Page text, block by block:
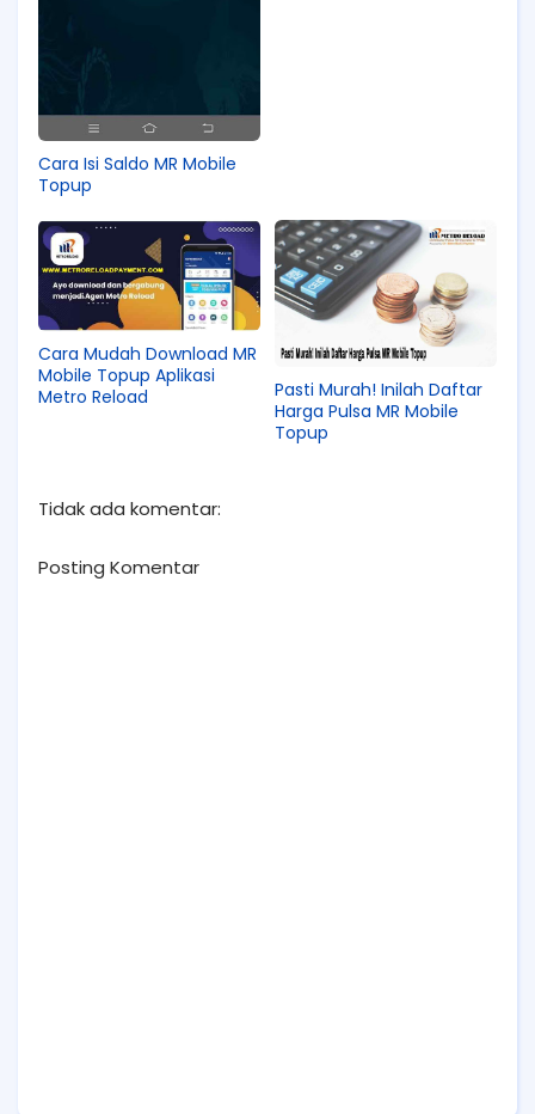
Cara Isi Saldo MR Mobile
Topup
Cara Mudah Download MR
Mobile Topup Aplikasi
Metro Reload
Pasti Murah! Inilah Daftar
Harga Pulsa MR Mobile
Topup
Tidak ada komentar:
Posting Komentar